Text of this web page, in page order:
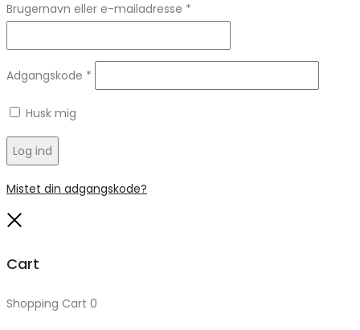
Brugernavn eller e-mailadresse *
Adgangskode *
Husk mig
Log ind
Mistet din adgangskode?
Cart
Shopping Cart 0